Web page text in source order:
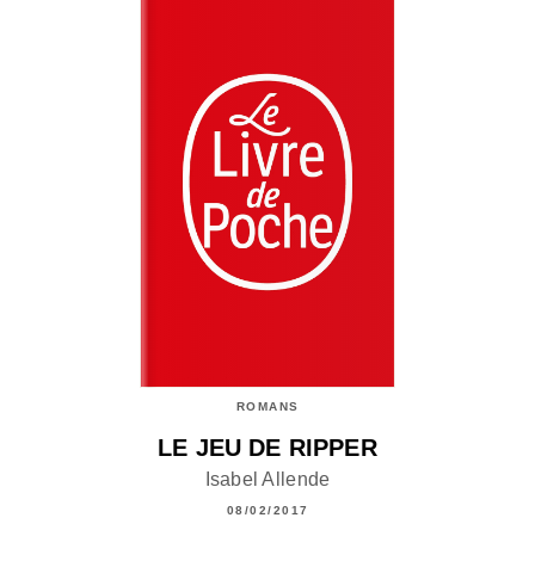
ROMANS
LE JEU DE RIPPER
Isabel Allende
08/02/2017